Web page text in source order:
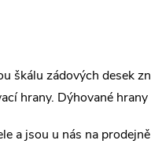
škálu zádových desek
hrany. Dýhované
a jsou u nás na